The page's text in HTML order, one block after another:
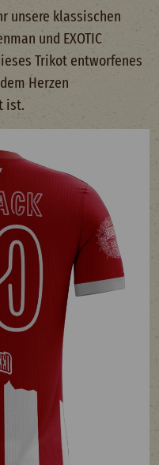
unsere klassischen
und EXOTIC
Trikot entworfenes
Herzen
ist.